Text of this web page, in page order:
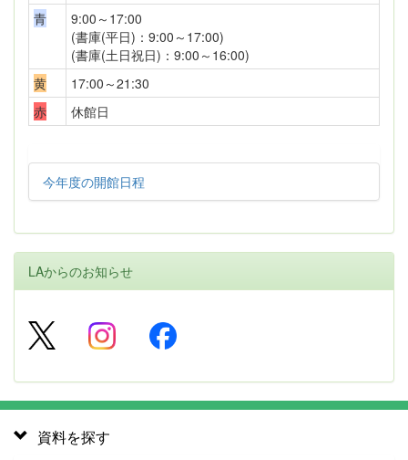
青
9:00～17:00
(書庫(平日)：9:00～17:00)
(書庫(土日祝日)：9:00～16:00)
黄
17:00～21:30
赤
休館日
今年度の開館日程
LAからのお知らせ
資料を探す